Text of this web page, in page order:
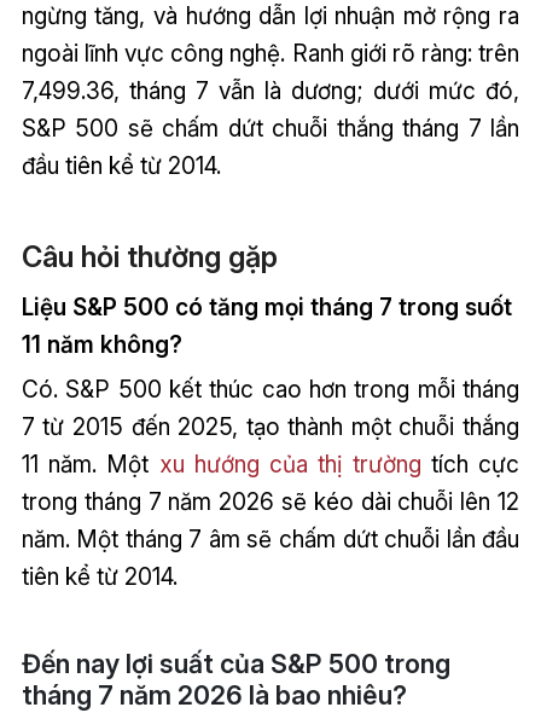
ngừng tăng, và hướng dẫn lợi nhuận mở rộng ra
ngoài lĩnh vực công nghệ. Ranh giới rõ ràng: trên
7,499.36, tháng 7 vẫn là dương; dưới mức đó,
S&P 500 sẽ chấm dứt chuỗi thắng tháng 7 lần
đầu tiên kể từ 2014.
Câu hỏi thường gặp
Liệu S&P 500 có tăng mọi tháng 7 trong suốt
11 năm không?
Có. S&P 500 kết thúc cao hơn trong mỗi tháng
7 từ 2015 đến 2025, tạo thành một chuỗi thắng
11 năm. Một xu hướng của thị trường tích cực
trong tháng 7 năm 2026 sẽ kéo dài chuỗi lên 12
năm. Một tháng 7 âm sẽ chấm dứt chuỗi lần đầu
tiên kể từ 2014.
Đến nay lợi suất của S&P 500 trong
tháng 7 năm 2026 là bao nhiêu?